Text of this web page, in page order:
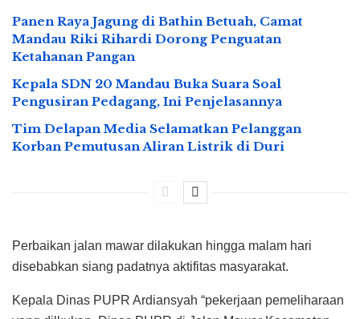
Panen Raya Jagung di Bathin Betuah, Camat
Mandau Riki Rihardi Dorong Penguatan
Ketahanan Pangan
Kepala SDN 20 Mandau Buka Suara Soal
Pengusiran Pedagang, Ini Penjelasannya
Tim Delapan Media Selamatkan Pelanggan
Korban Pemutusan Aliran Listrik di Duri
Perbaikan jalan mawar dilakukan hingga malam hari
disebabkan siang padatnya aktifitas masyarakat.
Kepala Dinas PUPR Ardiansyah “pekerjaan pemeliharaan